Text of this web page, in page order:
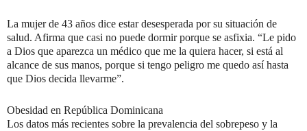
La mujer de 43 años dice estar desesperada por su situación de
salud. Afirma que casi no puede dormir porque se asfixia. “Le pido
a Dios que aparezca un médico que me la quiera hacer, si está al
alcance de sus manos, porque si tengo peligro me quedo así hasta
que Dios decida llevarme”.
Obesidad en República Dominicana
Los datos más recientes sobre la prevalencia del sobrepeso y la